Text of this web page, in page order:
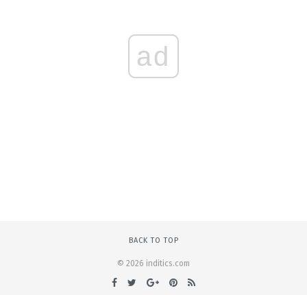
ad
BACK TO TOP
© 2026 inditics.com